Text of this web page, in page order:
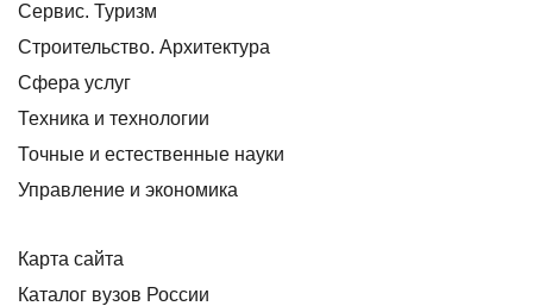
Сервис. Туризм
Строительство. Архитектура
Сфера услуг
Техника и технологии
Точные и естественные науки
Управление и экономика
Карта сайта
Каталог вузов России